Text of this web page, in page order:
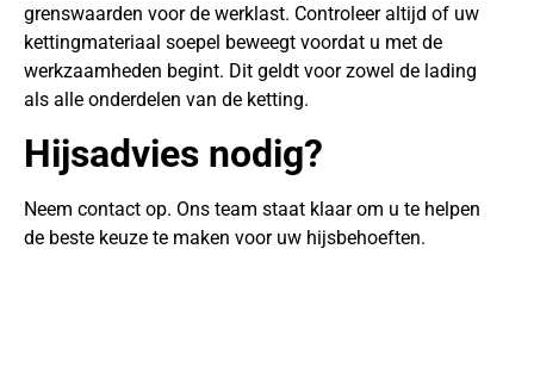
grenswaarden voor de werklast. Controleer altijd of uw
kettingmateriaal soepel beweegt voordat u met de
werkzaamheden begint. Dit geldt voor zowel de lading
als alle onderdelen van de ketting.
Hijsadvies nodig?
Neem contact op. Ons team staat klaar om u te helpen
de beste keuze te maken voor uw hijsbehoeften.